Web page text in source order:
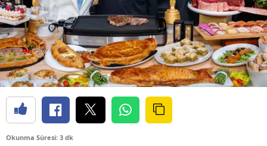
Okunma Süresi: 3 dk